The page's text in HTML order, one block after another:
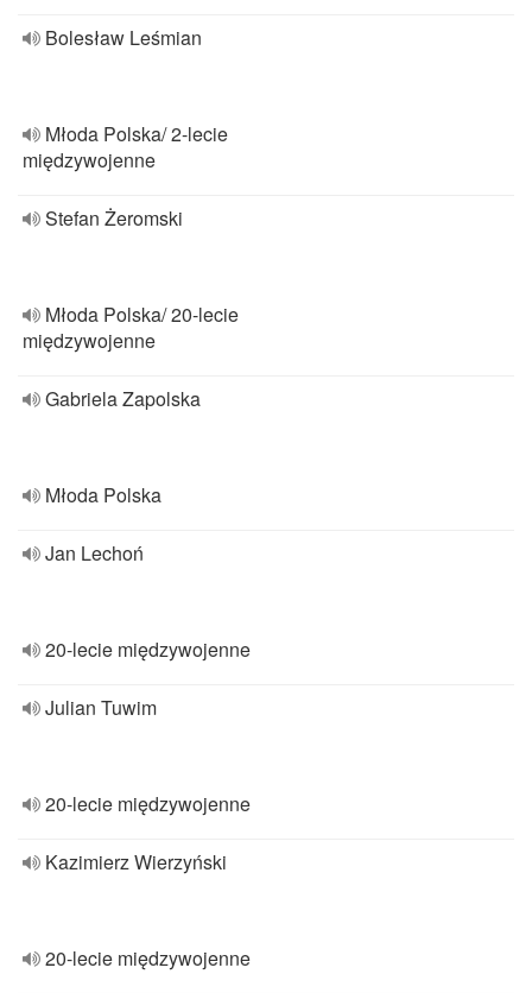
Bolesław Leśmian
Młoda Polska/ 2-lecie
międzywojenne
Stefan Żeromski
Młoda Polska/ 20-lecie
międzywojenne
Gabriela Zapolska
Młoda Polska
Jan Lechoń
20-lecie międzywojenne
Julian Tuwim
20-lecie międzywojenne
Kazimierz Wierzyński
20-lecie międzywojenne